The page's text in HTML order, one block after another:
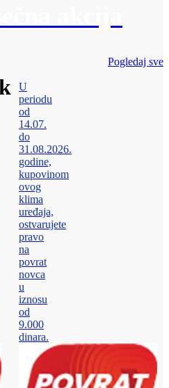
Pogledaj sve
U
periodu
od
14.07.
do
31.08.2026.
godine,
kupovinom
ovog
klima
uređaja,
ostvarujete
pravo
na
povrat
novca
u
iznosu
od
9.000
dinara.